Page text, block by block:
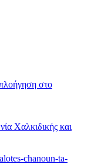
στο
Χαλκιδικής και